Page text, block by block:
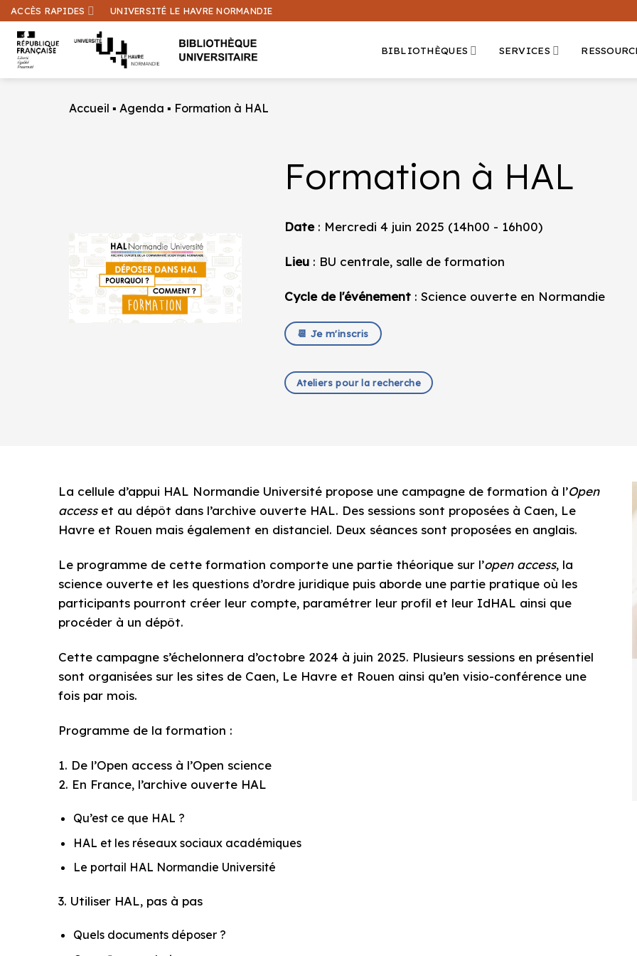
Passer
au
contenu
ACCÈS RAPIDES UNIVERSITÉ LE HAVRE NORMANDIE
BIBLIOTHÈQUES SERVICES
Accueil ▪Agenda ▪ Formation à HAL
Formation à HAL
Date: Mercredi 4 juin 2025 (14h00 - 16h00)
Lieu: BU centrale, salle de formation
Cycle de l'événement: Science ouverte en Normandie
📆 Je m'inscris
Ateliers pour la recherche
La cellule d’appui HAL Normandie Université propose une campagne de formation à l’Open
accesset au dépôt dans l’archive ouverte HAL. Des sessions sont proposées à Caen, Le
Havre et Rouen mais également en distanciel. Deux séances sont proposées en anglais.
Le programme de cette formation comporte une partie théorique sur l’open access, la
science ouverte et les questions d’ordre juridique puis aborde une partie pratique où les
participants pourront créer leur compte, paramétrer leur profil et leur IdHAL ainsi que
procéder à un dépôt.
Cette campagne s’échelonnera d’octobre 2024 à juin 2025. Plusieurs sessions en présentiel
sont organisées sur les sites de Caen, Le Havre et Rouen ainsi qu’en visio-conférence une
fois par mois.
Programme de la formation :
1. De l’Open access à l’Open science
2. En France, l’archive ouverte HAL
Qu’est ce que HAL ?
HAL et les réseaux sociaux académiques
Le portail HAL Normandie Université
3. Utiliser HAL, pas à pas
Quels documents déposer ?